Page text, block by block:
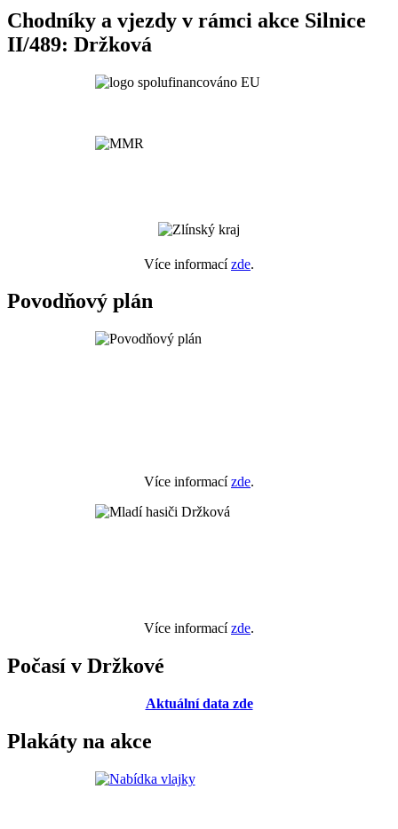
Chodníky a vjezdy v rámci akce Silnice
II/489: Držková
Více informacízde.
Povodňový plán
Více informacízde.
Více informacízde.
Počasí v Držkové
Aktuální data zde
Plakáty na akce